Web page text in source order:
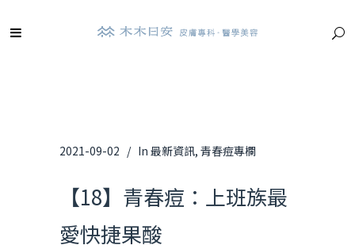
2021-09-02 In 最新資訊, 青春痘專欄
【18】青春痘：上班族最
愛快捷果酸